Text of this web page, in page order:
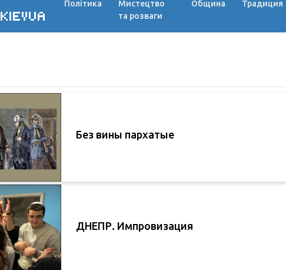
KIEVUA
Політика
Мистецтво
та розваги
Община Традиция
Без вины пархатые
ДНЕПР. Импровизация